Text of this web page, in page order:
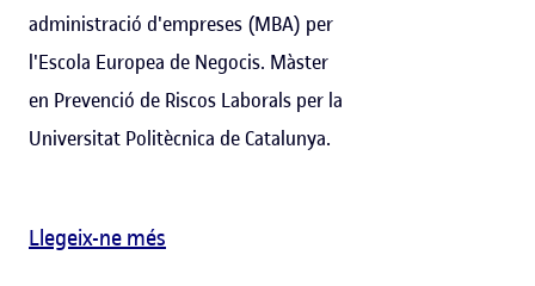
administració d'empreses (MBA) per
l'Escola Europea de Negocis. Màster
en Prevenció de Riscos Laborals per la
Universitat Politècnica de Catalunya.
Llegeix-ne més